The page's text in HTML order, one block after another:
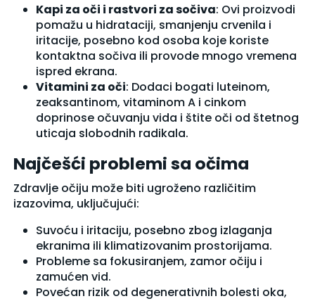
Kapi za oči i rastvori za sočiva: Ovi proizvodi
pomažu u hidrataciji, smanjenju crvenila i
iritacije, posebno kod osoba koje koriste
kontaktna sočiva ili provode mnogo vremena
ispred ekrana.
Vitamini za oči: Dodaci bogati luteinom,
zeaksantinom, vitaminom A i cinkom
doprinose očuvanju vida i štite oči od štetnog
uticaja slobodnih radikala.
Najčešći problemi sa očima
Zdravlje očiju može biti ugroženo različitim
izazovima, uključujući:
Suvoću i iritaciju, posebno zbog izlaganja
ekranima ili klimatizovanim prostorijama.
Probleme sa fokusiranjem, zamor očiju i
zamućen vid.
Povećan rizik od degenerativnih bolesti oka,